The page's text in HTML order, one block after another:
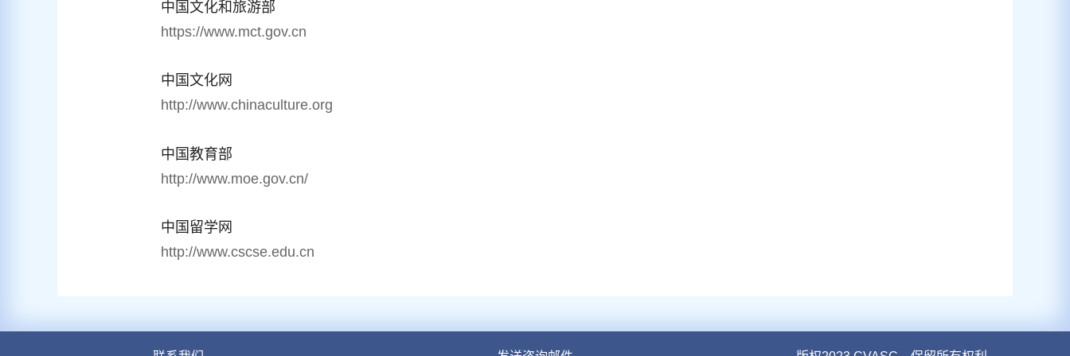
中国文化和旅游部
https://www.mct.gov.cn
中国文化网
http://www.chinaculture.org
中国教育部
http://www.moe.gov.cn/
中国留学网
http://www.cscse.edu.cn